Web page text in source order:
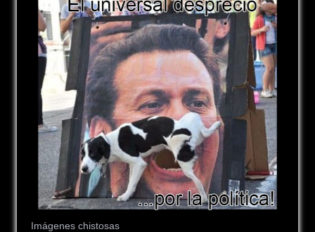
Imágenes chistosas